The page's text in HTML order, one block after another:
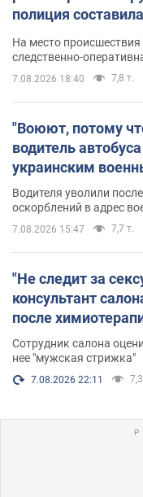
полиция
На место
следственно-
7.08.2026 18:40 7,8 т.
"Воюют, потому
водитель
украинским
Водителя уволили
оскорблений в адрес
7.08.2026 15:47 7,7 т.
"Не следит за
консультант
после
Сотрудник салона
нее "мужская стрижка"
7.08.2026 22:11 7,3